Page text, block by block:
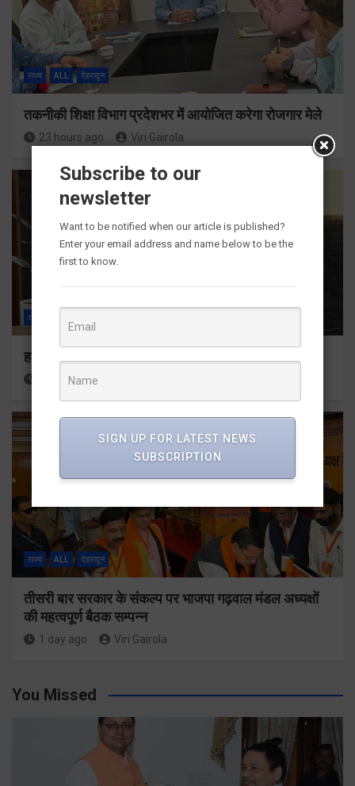
राज्य ALL देहरादून
तकनीकी शिक्षा विभाग प्रदेशभर में आयोजित करेगा रोजगार मेले
23 hours ago Viri Gairola
राज्य
हर घर तिरंगा अभियान को जन-जन तक पहुंचाने की तैयारी
24 hours ago
राज्य ALL देहरादून
तीसरी बार सरकार के संकल्प पर भाजपा गढ़वाल मंडल अध्यक्षों
की महत्वपूर्ण बैठक सम्पन्न
1 day ago Viri Gairola
You Missed
Subscribe to our
newsletter
Want to be notified when our article is published?
Enter your email address and name below to be the
first to know.
SIGN UP FOR LATEST NEWS
SUBSCRIPTION